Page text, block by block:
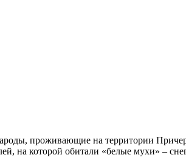
проживающие на территории
на которой обитали «белые мухи» –